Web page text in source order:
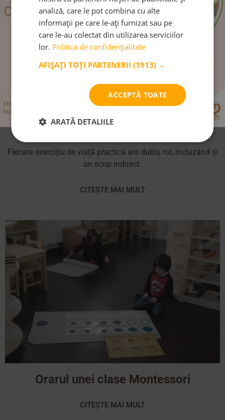
Ariile curriculare: Viață practică
Fiecare exercițiu de viață practică are dublu rol, incluzând și
un scop indirect.
CITEȘTE MAI MULT
Orarul unei clase Montessori
CITEȘTE MAI MULT
analiză, care le pot combina cu alte
informații pe care le-ați furnizat sau pe
care le-au colectat din utilizarea serviciilor
lor. Politica de confidențialitate
AFIȘAȚI TOȚI PARTENERII(1913) →
ACCEPTĂ TOATE
ARATĂ DETALIILE